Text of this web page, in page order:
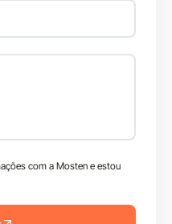
com a Mosten e estou